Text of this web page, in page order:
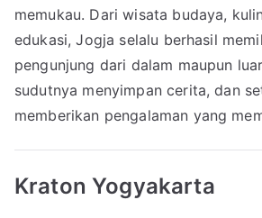
memukau. Dari wisata budaya,
edukasi, Jogja selalu berhasil
pengunjung dari dalam maupun
sudutnya menyimpan cerita, dan
memberikan pengalaman yang
Kraton Yogyakarta